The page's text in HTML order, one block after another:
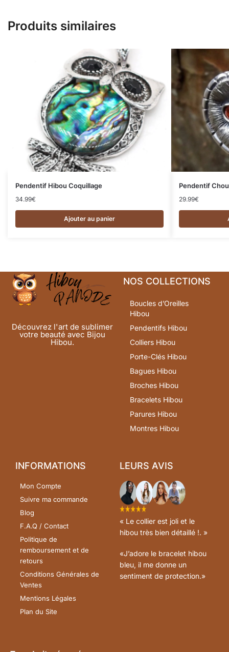
Produits similaires
Pendentif Hibou Coquillage
34.99€
Ajouter au panier
Pendentif
29.99€
Découvrez l'art de sublimer
votre beauté avec Bijou
Hibou.
NOS COLLECTIONS
Boucles d’Oreilles
Hibou
Pendentifs Hibou
Colliers Hibou
Porte-Clés Hibou
Bagues Hibou
Broches Hibou
Bracelets Hibou
Parures Hibou
Montres Hibou
INFORMATIONS
Mon Compte
Suivre ma commande
Blog
F.A.Q / Contact
Politique de
remboursement et de
retours
Conditions Générales de
Ventes
Mentions Légales
Plan du Site
LEURS AVIS
« Le collier est joli et le
hibou très bien détaillé !. »
«J’adore le bracelet hibou
bleu, il me donne un
sentiment de protection.»